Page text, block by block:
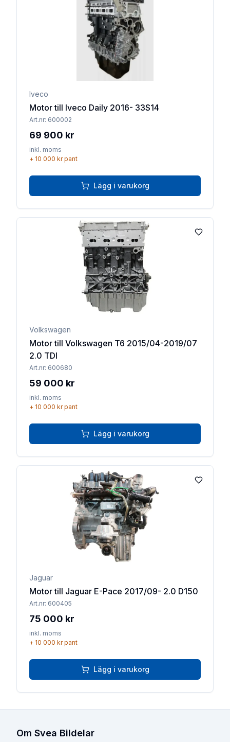
Iveco
Motor till Iveco Daily 2016- 33S14
Art.nr: 600002
69 900 kr
inkl. moms
+ 10 000 krpant
Lägg i varukorg
Lägg till
Volkswagen
Motor till Volkswagen T6 2015/04-2019/07
2.0 TDI
Art.nr: 600680
59 000 kr
inkl. moms
+ 10 000 krpant
Lägg i varukorg
Lägg till
Jaguar
Motor till Jaguar E-Pace 2017/09- 2.0 D150
Art.nr: 600405
75 000 kr
inkl. moms
+ 10 000 krpant
Lägg i varukorg
Om Svea Bildelar